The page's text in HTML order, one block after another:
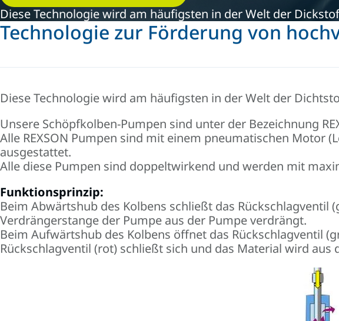
Diese Technologie wird am häufigsten in der Welt der
Technologie zur Förderung von
Diese Technologie wird am häufigsten in der Welt der
Unsere Schöpfkolben-Pumpen sind unter der Bezeichnung
Alle REXSON Pumpen sind mit einem pneumatischen Motor
ausgestattet.
Alle diese Pumpen sind doppeltwirkend und werden mit
Funktionsprinzip:
Beim Abwärtshub des Kolbens schließt das
Verdrängerstange der Pumpe aus der Pumpe verdrängt.
Beim Aufwärtshub des Kolbens öffnet das Rückschlagventil
Rückschlagventil (rot) schließt sich und das Material wird aus